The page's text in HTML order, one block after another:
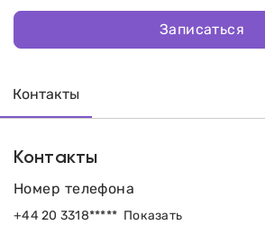
Записаться
Контакты
Контакты
Номер телефона
+44 20 3318***** Показать